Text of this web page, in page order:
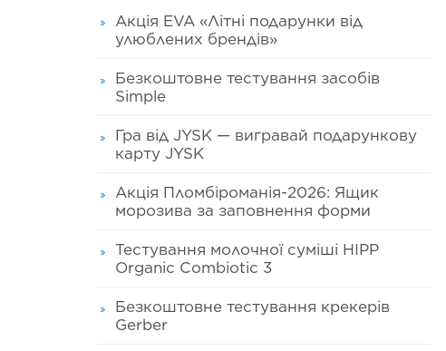
Акція EVA «Літні подарунки від
улюблених брендів»
Безкоштовне тестування засобів
Simple
Гра від JYSK — вигравай подарункову
карту JYSK
Акція Пломбіроманія-2026: Ящик
морозива за заповнення форми
Тестування молочної суміші HIPP
Organic Combiotic 3
Безкоштовне тестування крекерів
Gerber